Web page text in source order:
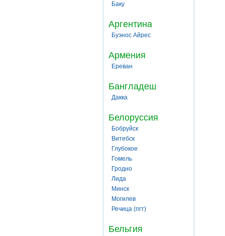
Баку
Аргентина
Буэнос Айрес
Армения
Ереван
Бангладеш
Дакка
Белоруссия
Бобруйск
Витебск
Глубокое
Гомель
Гродно
Лида
Минск
Могилев
Речица (пгт)
Бельгия